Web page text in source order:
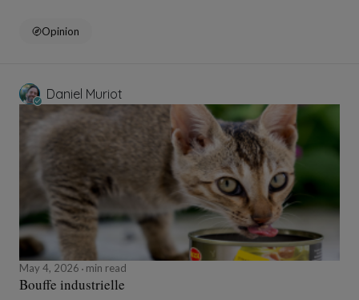
Opinion
Daniel Muriot
May 4, 2026 min read
Bouffe industrielle